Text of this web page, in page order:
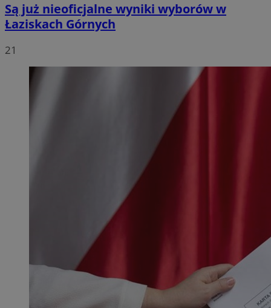
Są już nieoficjalne wyniki wyborów w
Łaziskach Górnych
21